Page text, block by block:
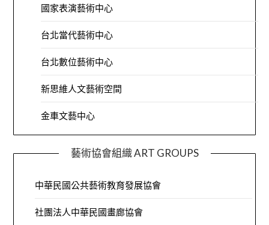
國家表演藝術中心
台北當代藝術中心
台北數位藝術中心
新思維人文藝術空間
金車文藝中心
藝術協會組織 ART GROUPS
中華民國公共藝術教育發展協會
社團法人中華民國畫廊協會